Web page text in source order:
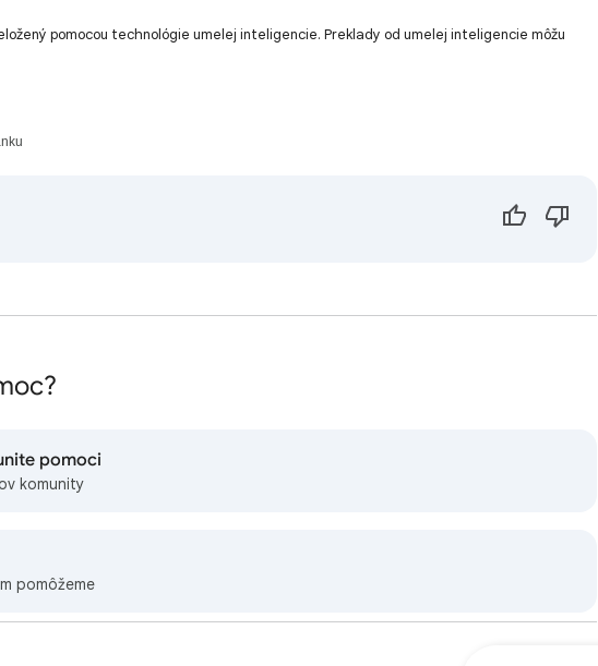
pomocou technológie umelej inteligencie. Preklady od umelej inteligencie môžu
pomoci
komunity
pomôžeme